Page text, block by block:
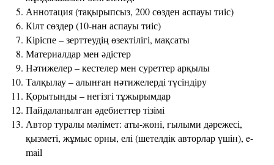
Аннотация (тақырыпсыз, 200 сөзден аспауы тиіс)
Кілт сөздер (10-нан аспауы тиіс)
Кіріспе – зерттеудің өзектілігі, мақсаты
Материалдар мен әдістер
Нәтижелер – кестелер мен суреттер арқылы
Талқылау – алынған нәтижелерді түсіндіру
Қорытынды – негізгі тұжырымдар
Пайдаланылған әдебиеттер тізімі
Автор туралы мәлімет: аты-жөні, ғылыми дәрежесі,
қызметі, жұмыс орны, елі (шетелдік авторлар үшін), e-
mail